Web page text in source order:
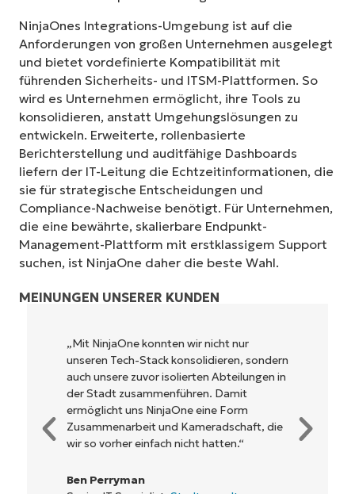
NinjaOnes Integrations-Umgebung ist auf die
Anforderungen von großen Unternehmen ausgelegt
und bietet vordefinierte Kompatibilität mit
führenden Sicherheits- und ITSM-Plattformen. So
wird es Unternehmen ermöglicht, ihre Tools zu
konsolidieren, anstatt Umgehungslösungen zu
entwickeln. Erweiterte, rollenbasierte
Berichterstellung und auditfähige Dashboards
liefern der IT-Leitung die Echtzeitinformationen, die
sie für strategische Entscheidungen und
Compliance-Nachweise benötigt. Für Unternehmen,
die eine bewährte, skalierbare Endpunkt-
Management-Plattform mit erstklassigem Support
suchen, ist NinjaOne daher die beste Wahl.
MEINUNGEN UNSERER KUNDEN
„NinjaOne ermöglicht unserem
Unternehmen sowie den Eigentümern und
Betreibern, mit denen wir
zusammenarbeiten, eine höhere
Rentabilität. Das ist für alle ein Win-win-
Geschäft.“
IT Director,